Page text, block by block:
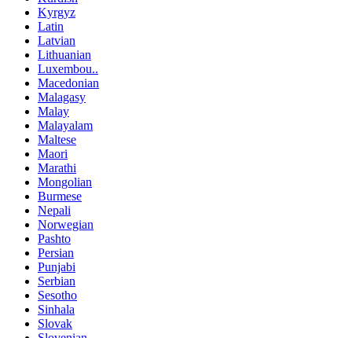
Kyrgyz
Latin
Latvian
Lithuanian
Luxembou..
Macedonian
Malagasy
Malay
Malayalam
Maltese
Maori
Marathi
Mongolian
Burmese
Nepali
Norwegian
Pashto
Persian
Punjabi
Serbian
Sesotho
Sinhala
Slovak